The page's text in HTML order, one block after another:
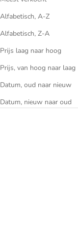
Alfabetisch, A-Z
Alfabetisch, Z-A
Prijs laag naar hoog
Prijs, van hoog naar laag
Datum, oud naar nieuw
Datum, nieuw naar oud